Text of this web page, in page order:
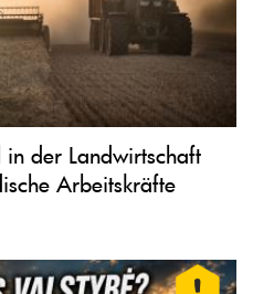
der Landwirtschaft
Arbeitskräfte